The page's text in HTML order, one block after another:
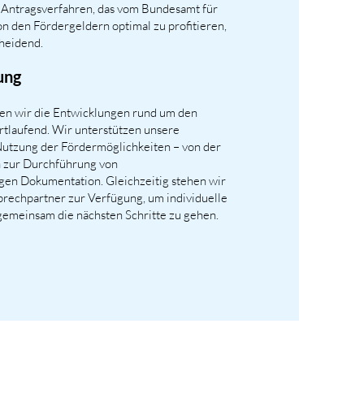
das vom Bundesamt für
den Fördergeldern optimal zu profitieren,
wir die Entwicklungen rund um den
Wir unterstützen unsere
der Fördermöglichkeiten – von der
Durchführung von
Dokumentation. Gleichzeitig stehen wir
zur Verfügung, um individuelle
die nächsten Schritte zu gehen.